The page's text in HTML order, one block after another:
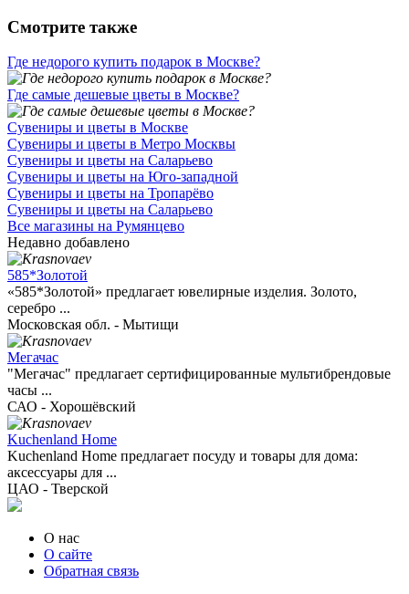
Смотрите также
Где недорого купить подарок в Москве?
Где самые дешевые цветы в Москве?
Сувениры и цветы в Москве
Сувениры и цветы в Метро Москвы
Сувениры и цветы на Саларьево
Сувениры и цветы на Юго-западной
Сувениры и цветы на Тропарёво
Сувениры и цветы на Саларьево
Все магазины на Румянцево
Недавно добавлено
585*Золотой
«585*Золотой» предлагает ювелирные изделия. Золото,
серебро ...
Московская обл. - Мытищи
Мегачас
"Мегачас" предлагает сертифицированные мультибрендовые
часы ...
САО - Хорошёвский
Kuchenland Home
Kuchenland Home предлагает посуду и товары для дома:
аксессуары для ...
ЦАО - Тверской
О нас
О сайте
Обратная связь